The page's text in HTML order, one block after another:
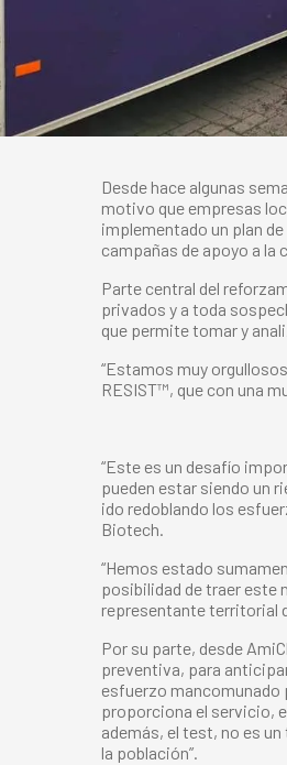
Desde hace algunas
motivo que empresas
implementado un plan
campañas de apoyo a la
Parte central del
privados y a toda
que permite tomar y
“Estamos muy
RESIST™, que con una
“Este es un desafío
pueden estar siendo un
ido redoblando los
Biotech.
“Hemos estado
posibilidad de traer este
representante territorial
Por su parte, desde
preventiva, para
esfuerzo mancomunado
proporciona el servicio,
además, el test, no es
la población”.